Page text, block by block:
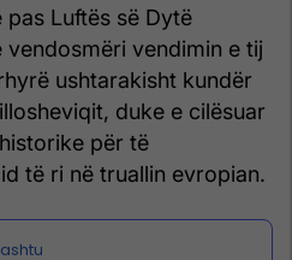
pas Luftës së Dytë
vendimin e tij
ushtarakisht kundër
duke e cilësuar
për të
të ri në truallin evropian.